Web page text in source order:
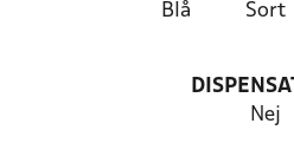
Blå Sort
Nej